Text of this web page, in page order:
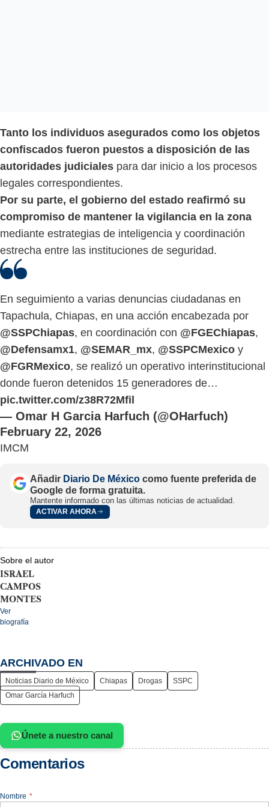
Tanto los individuos asegurados como los objetos
confiscados fueron puestos a disposición de las
autoridades judiciales para dar inicio a los procesos
legales correspondientes.
Por su parte, el gobierno del estado reafirmó su
compromiso de mantener la vigilancia en la zona
mediante estrategias de inteligencia y coordinación
estrecha entre las instituciones de seguridad.
En seguimiento a varias denuncias ciudadanas en
Tapachula, Chiapas, en una acción encabezada por
@SSPChiapas, en coordinación con @FGEChiapas,
@Defensamx1, @SEMAR_mx, @SSPCMexico y
@FGRMexico, se realizó un operativo interinstitucional
donde fueron detenidos 15 generadores de…
pic.twitter.com/z38R72Mfil
— Omar H Garcia Harfuch (@OHarfuch)
February 22, 2026
IMCM
Añadir Diario De México como fuente preferida de
Google de forma gratuita.
Mantente informado con las últimas noticias de actualidad.
ACTIVAR AHORA
Sobre el autor
ISRAEL
CAMPOS
MONTES
Ver
biografía
ARCHIVADO EN
Noticias Diario de México Chiapas Drogas
SSPC
Omar García Harfuch
Únete a nuestro canal
Comentarios
Nombre *